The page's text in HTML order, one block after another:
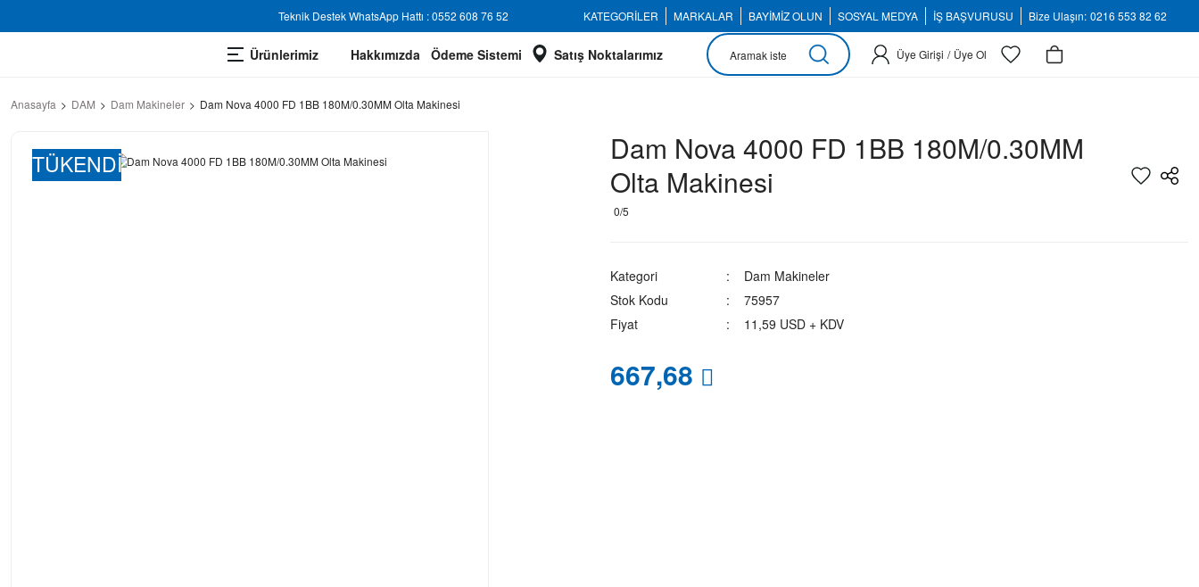
Teknik Destek WhatsApp Hattı : 0552 608 76 52 KATEGORİLER MARKALAR BAYİMİZ OLUN SOSYAL MEDYA İŞ BAŞVURUSU Bize Ulaşın: 0216 553 82 62
Ürünlerimiz Hakkımızda Ödeme Sistemi Satış Noktalarımız Üye Girişi / Üye Ol
Anasayfa DAM Dam Makineler Dam Nova 4000 FD 1BB 180M/0.30MM Olta Makinesi
TÜKENDİ
Dam Nova 4000 FD 1BB 180M/0.30MM
Olta Makinesi
0/5
Kategori
Dam Makineler
Stok Kodu
75957
Fiyat
11,59 USD + KDV
667,68